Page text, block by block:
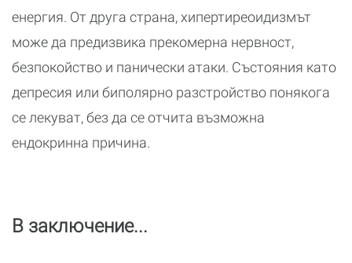
енергия. От друга страна, хипертиреоидизмът
може да предизвика прекомерна нервност,
безпокойство и панически атаки. Състояния като
депресия или биполярно разстройство понякога
се лекуват, без да се отчита възможна
ендокринна причина.
В заключение...